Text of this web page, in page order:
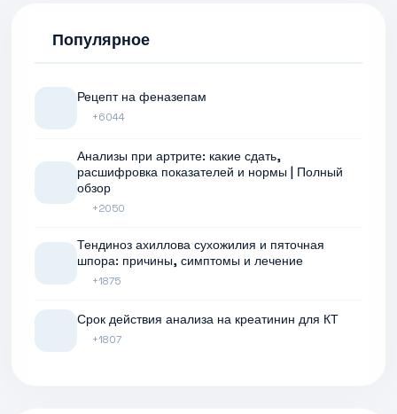
Популярное
Рецепт на феназепам
+6044
Анализы при артрите: какие сдать,
расшифровка показателей и нормы | Полный
обзор
+2050
Тендиноз ахиллова сухожилия и пяточная
шпора: причины, симптомы и лечение
+1875
Срок действия анализа на креатинин для КТ
+1807